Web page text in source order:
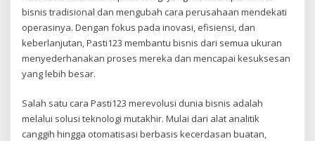
bisnis tradisional dan mengubah cara perusahaan mendekati
operasinya. Dengan fokus pada inovasi, efisiensi, dan
keberlanjutan, Pasti123 membantu bisnis dari semua ukuran
menyederhanakan proses mereka dan mencapai kesuksesan
yang lebih besar.
Salah satu cara Pasti123 merevolusi dunia bisnis adalah
melalui solusi teknologi mutakhir. Mulai dari alat analitik
canggih hingga otomatisasi berbasis kecerdasan buatan,